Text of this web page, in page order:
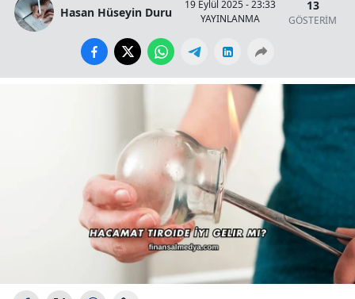
Hasan Hüseyin Duru
19 Eylül 2025 - 23:33
YAYINLANMA
13
GÖSTERİM